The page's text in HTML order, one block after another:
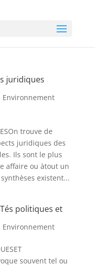
juridiques
Environnement
trouve de
juridiques des
Ils sont le plus
affaire ou àtout un
existent...
politiques et
Environnement
souvent tel ou